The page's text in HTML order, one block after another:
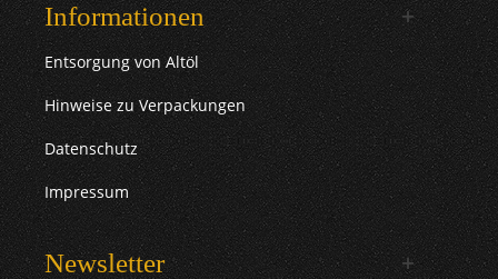
Informationen
Entsorgung von Altöl
Hinweise zu Verpackungen
Datenschutz
Impressum
Newsletter